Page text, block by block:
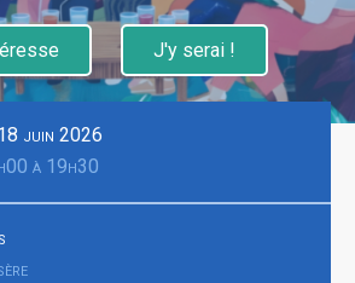
J'y serai !
juin 2026
à 19h30